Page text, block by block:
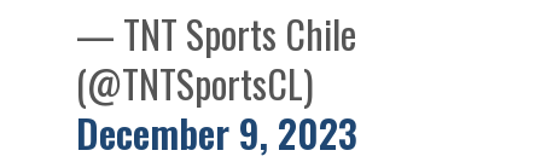
— TNT Sports Chile
(@TNTSportsCL)
December 9, 2023